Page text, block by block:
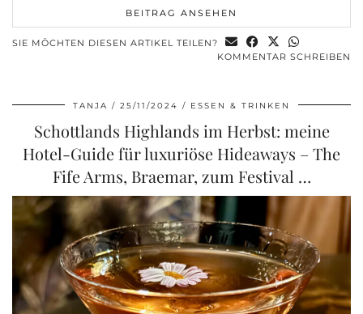
BEITRAG ANSEHEN
SIE MÖCHTEN DIESEN ARTIKEL TEILEN?
KOMMENTAR SCHREIBEN
TANJA 25/11/2024 ESSEN & TRINKEN
Schottlands Highlands im Herbst: meine
Hotel-Guide für luxuriöse Hideaways – The
Fife Arms, Braemar, zum Festival …